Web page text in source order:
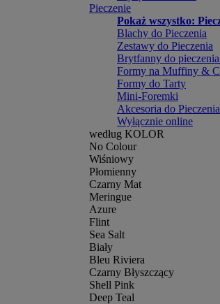
Pieczenie
Pokaż wszystko:
Blachy do Pieczenia
Zestawy do Pieczenia
Brytfanny do
Formy na Muffiny &
Formy do Tarty
Mini-Foremki
Akcesoria do Pieczenia
Wyłącznie online
według KOLOR
No Colour
Wiśniowy
Płomienny
Czarny Mat
Meringue
Azure
Flint
Sea Salt
Biały
Bleu Riviera
Czarny Błyszczący
Shell Pink
Deep Teal